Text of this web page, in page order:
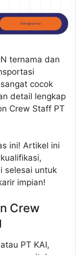
ternama dan
cocok
detail lengkap
Crew Staff PT
ini! Artikel ini
selesai untuk
impian!
Crew
PT KAI,